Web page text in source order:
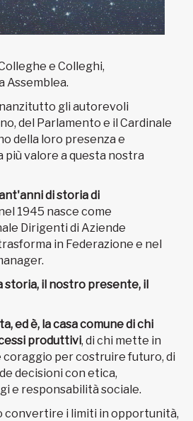
e Colleghi,
Assemblea.
gli autorevoli
del Parlamento e il Cardinale
della loro presenza e
valore a questa nostra
di storia di
1945 nasce come
Dirigenti di Aziende
in Federazione e nel
storia, il nostro presente, il
ed è, la casa comune di chi
produttivi, di chi mette in
per costruire futuro, di
decisioni con etica,
e responsabilità sociale.
convertire i limiti in opportunità,